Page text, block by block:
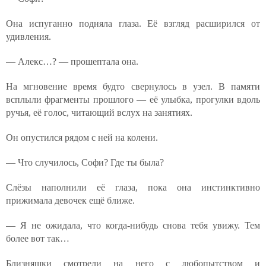
Она испуганно подняла глаза. Её взгляд расширился от
удивления.
— Алекс…? — прошептала она.
На мгновение время будто свернулось в узел. В памяти
всплыли фрагменты прошлого — её улыбка, прогулки вдоль
ручья, её голос, читающий вслух на занятиях.
Он опустился рядом с ней на колени.
— Что случилось, Софи? Где ты была?
Слёзы наполнили её глаза, пока она инстинктивно
прижимала девочек ещё ближе.
— Я не ожидала, что когда-нибудь снова тебя увижу. Тем
более вот так…
Близняшки смотрели на него с любопытством и